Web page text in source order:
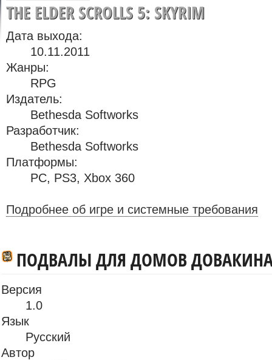
THE ELDER SCROLLS 5: SKYRIM
Дата выхода:
10.11.2011
Жанры:
RPG
Издатель:
Bethesda Softworks
Разработчик:
Bethesda Softworks
Платформы:
PC, PS3, Xbox 360
Подробнее об игре и системные требования
ПОДВАЛЫ ДЛЯ ДОМОВ
Версия
1.0
Язык
Русский
Автор